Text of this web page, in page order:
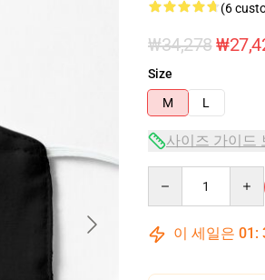
(6
₩34,278
Size
M
L
사이즈 가이드
이 세일은 01 :